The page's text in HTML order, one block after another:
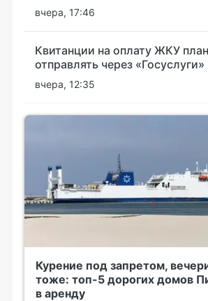
вчера, 17:46
Квитанции на оплату ЖКУ
отправлять через «Госуслуги»
вчера, 12:35
Курение под запретом,
тоже: топ-5 дорогих домов
в аренду